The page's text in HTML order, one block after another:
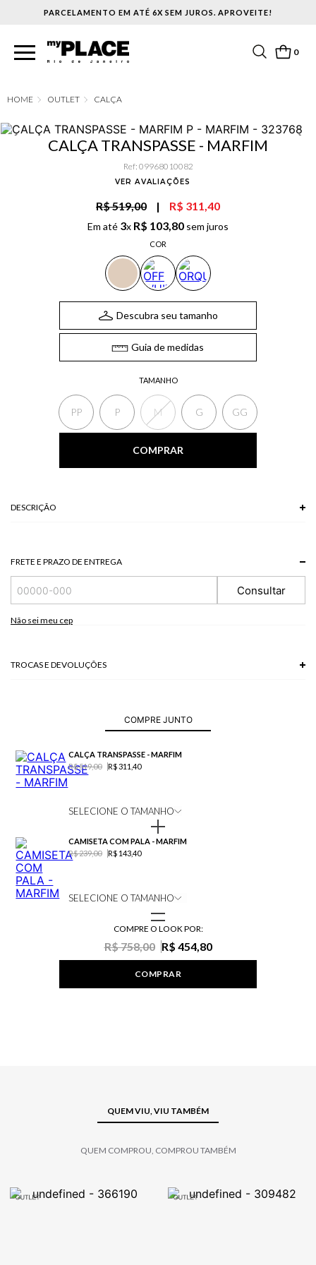
PARCELAMENTO EM ATÉ 6X SEM JUROS. APROVEITE!
0
OUTLET CALÇA
CALÇA TRANSPASSE - MARFIM
Ref: 09968010082
VER AVALIAÇÕES
R$ 519,00 | R$ 311,40
Em até 3x R$ 103,80 sem juros
COR
TAMANHO
PP P M G GG
Descubra seu tamanho
Guia de medidas
COMPRAR
DESCRIÇÃO
77 % LIOCEL + 16 % ALGODAO + 7 % LINHO
FRETE E PRAZO DE ENTREGA
Consultar
Não sei meu cep
TROCAS E DEVOLUÇÕES
COMPRE JUNTO
CALÇA TRANSPASSE - MARFIM
R$ 519,00
R$ 311,40
SELECIONE O TAMANHO
CAMISETA COM PALA - MARFIM
R$ 239,00
R$ 143,40
SELECIONE O TAMANHO
COMPRE O LOOK POR:
R$ 758,00 R$ 454,80
COMPRAR
QUEM VIU, VIU TAMBÉM
QUEM COMPROU, COMPROU TAMBÉM